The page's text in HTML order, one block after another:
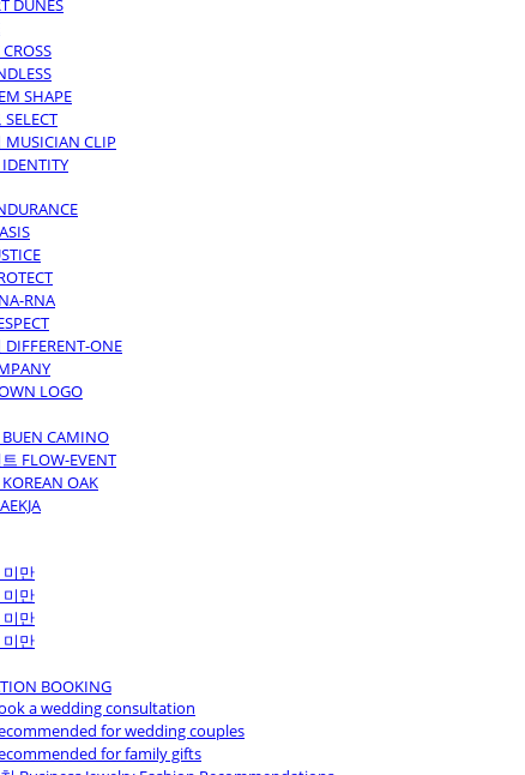
DUNES
SHAPE
CLIP
RNA
ONE
LOGO
CAMINO
FLOW-EVENT
OAK
미만
미만
미만
미만
BOOKING
a wedding consultation
for wedding couples
for family gifts